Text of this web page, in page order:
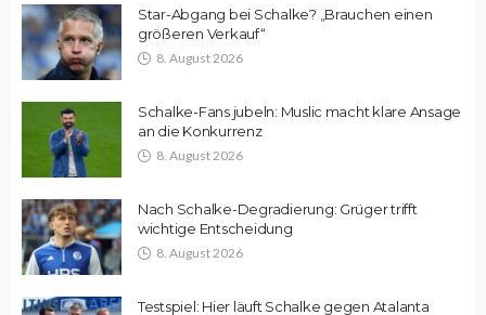
Star-Abgang bei Schalke? „Brauchen einen
größeren Verkauf“
8. August 2026
Schalke-Fans jubeln: Muslic macht klare Ansage
an die Konkurrenz
8. August 2026
Nach Schalke-Degradierung: Grüger trifft
wichtige Entscheidung
8. August 2026
Testspiel: Hier läuft Schalke gegen Atalanta